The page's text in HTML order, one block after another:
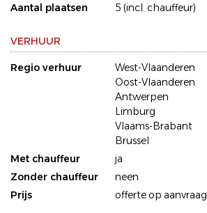
Aantal plaatsen
5 (incl. chauffeur)
VERHUUR
Regio verhuur
West-Vlaanderen
Oost-Vlaanderen
Antwerpen
Limburg
Vlaams-Brabant
Brussel
Met chauffeur
ja
Zonder chauffeur
neen
Prijs
offerte op aanvraag